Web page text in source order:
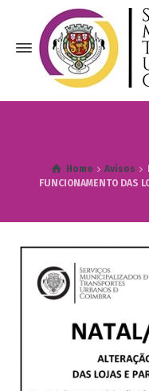
Home Avisos
FUNCIONAMENTO DAS